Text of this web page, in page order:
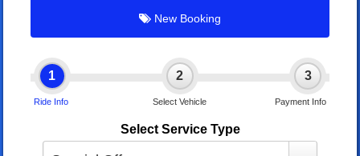
New Booking
1
Ride Info
2
Select Vehicle
3
Payment Info
Select Service Type